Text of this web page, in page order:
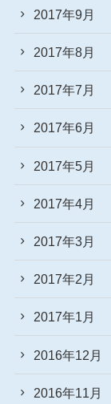
2017年9月
2017年8月
2017年7月
2017年6月
2017年5月
2017年4月
2017年3月
2017年2月
2017年1月
2016年12月
2016年11月